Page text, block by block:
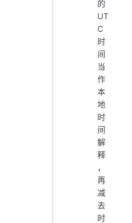
的
UT
C
时
间
当
作
本
地
时
间
解
释
，
再
减
去
时